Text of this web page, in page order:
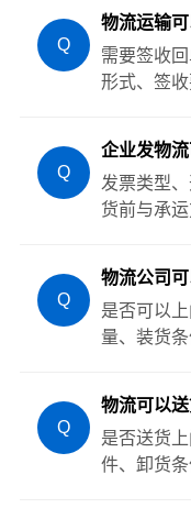
Q
物流运输可
需要签收
形式、签收
Q
企业发物流
发票类型
货前与承运
Q
物流公司可
是否可以
量、装货条
Q
物流可以送
是否送货
件、卸货条